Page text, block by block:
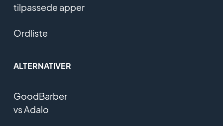
tilpassede apper
Ordliste
ALTERNATIVER
GoodBarber
vs Adalo